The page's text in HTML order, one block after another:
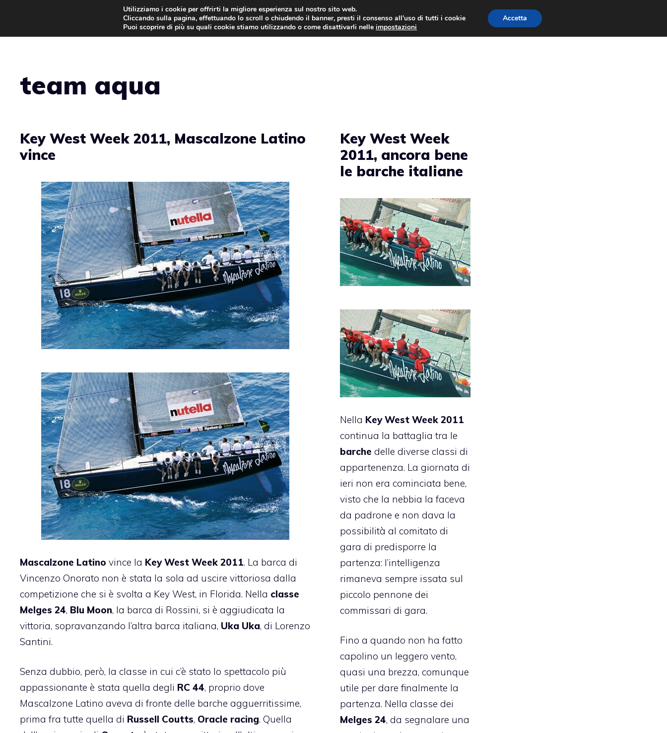
contenuto
NEWS LEGGI & NORMATIVE EVENTI E COMPETIZIONI
team aqua
Key West Week 2011, Mascalzone Latino
vince
Mascalzone Latino vince la Key West Week 2011. La barca di
Vincenzo Onorato non è stata la sola ad uscire vittoriosa dalla
competizione che si è svolta a Key West, in Florida. Nella classe
Melges 24, Blu Moon, la barca di Rossini, si è aggiudicata la
vittoria, sopravanzando l’altra barca italiana, Uka Uka, di Lorenzo
Santini.
Senza dubbio, però, la classe in cui c’è stato lo spettacolo più
appassionante è stata quella degli RC 44, proprio dove
Mascalzone Latino aveva di fronte delle barche agguerritissime,
prima fra tutte quella di Russell Coutts, Oracle racing. Quella
Key West Week
2011, ancora bene
le barche italiane
Nella Key West Week 2011
continua la battaglia tra le
barchedelle diverse classi di
appartenenza. La giornata di
ieri non era cominciata bene,
visto che la nebbia la faceva
da padrone e non dava la
possibilità al comitato di
gara di predisporre la
partenza: l’intelligenza
rimaneva sempre issata sul
piccolo pennone dei
commissari di gara.
Fino a quando non ha fatto
capolino un leggero vento,
quasi una brezza, comunque
utile per dare finalmente la
partenza. Nella classe dei
Melges 24, da segnalare una
Utilizziamo i cookie per offrirti la migliore esperienza sul nostro sito web.
Cliccando sulla pagina, effettuando lo scroll o chiudendo il banner, presti il consenso all’uso di tutti i cookie
Puoi scoprire di più su quali cookie stiamo utilizzando o come disattivarli nelleimpostazioni
Accetta